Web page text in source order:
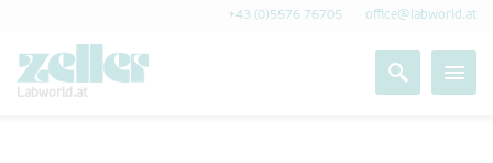
+43 (0)5576 76705 office@labworld.at
Labworld.at